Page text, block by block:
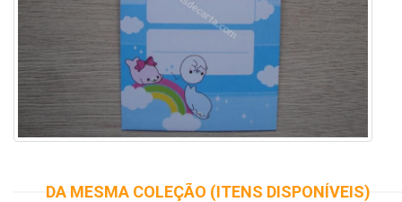
DA MESMA COLEÇÃO (ITENS DISPONÍVEIS)